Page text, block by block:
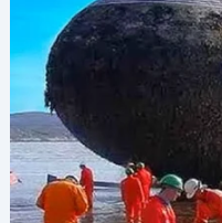
— Тогда докажи это,
сейчас ощущение
Он замолчал,
спросил:
— Что ты хочешь,
— Я хочу, чтобы ты